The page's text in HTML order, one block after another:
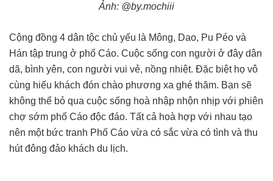
Ảnh: @by.mochiii
Cộng đồng 4 dân tộc chủ yếu là Mông, Dao, Pu Péo và
Hán tập trung ở phố Cáo. Cuộc sống con người ở đây dân
dã, bình yên, con người vui vẻ, nồng nhiệt. Đặc biệt họ vô
cùng hiếu khách đón chào phương xa ghé thăm. Bạn sẽ
không thể bỏ qua cuộc sống hoà nhập nhộn nhịp với phiên
chợ sớm phố Cáo độc đáo. Tất cả hoà hợp với nhau tạo
nên một bức tranh Phố Cáo vừa có sắc vừa có tình và thu
hút đông đảo khách du lịch.